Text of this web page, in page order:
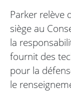
Parker relève
siège au
la
fournit des
pour la
le